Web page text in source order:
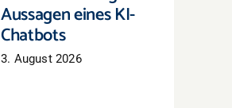
Aussagen eines KI-
Chatbots
3. August 2026